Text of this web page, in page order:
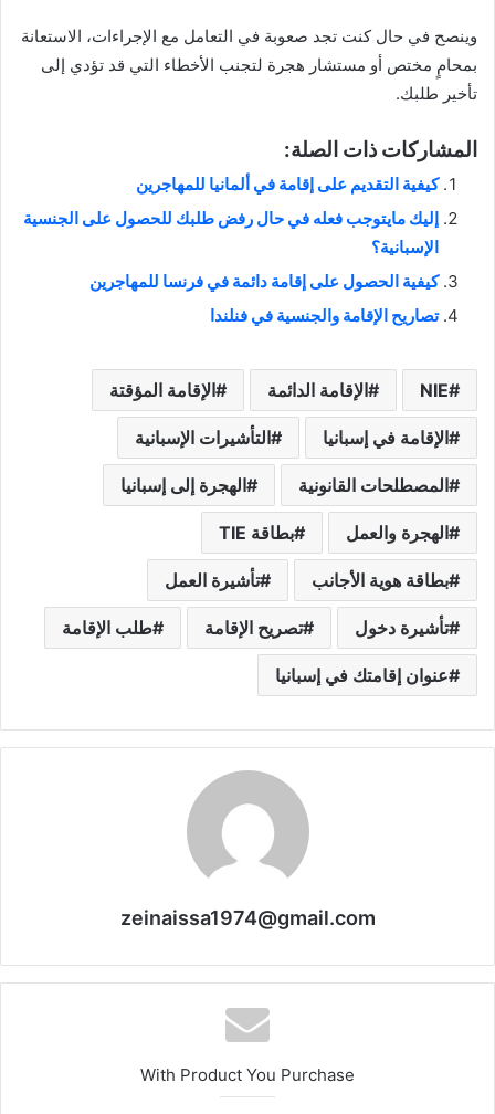
وينصح في حال كنت تجد صعوبة في التعامل مع الإجراءات، الاستعانة
بمحامٍ مختص أو مستشار هجرة لتجنب الأخطاء التي قد تؤدي إلى
تأخير طلبك.
المشاركات ذات الصلة:
كيفية التقديم على إقامة في ألمانيا للمهاجرين
إليك مايتوجب فعله في حال رفض طلبك للحصول على الجنسية
الإسبانية؟
كيفية الحصول على إقامة دائمة في فرنسا للمهاجرين
تصاريح الإقامة والجنسية في فنلندا
NIE الإقامة الدائمة الإقامة المؤقتة
الإقامة في إسبانيا التأشيرات الإسبانية
المصطلحات القانونية الهجرة إلى إسبانيا
الهجرة والعمل بطاقة TIE
بطاقة هوية الأجانب تأشيرة العمل
تأشيرة دخول تصريح الإقامة طلب الإقامة
عنوان إقامتك في إسبانيا
zeinaissa1974@gmail.com
With Product You Purchase